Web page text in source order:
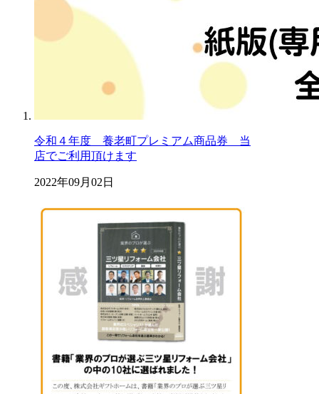
令和４年度 養老町プレミアム商品券 当
店でご利用頂けます
2022年09月02日